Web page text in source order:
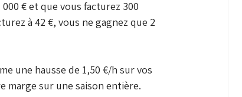
€ et que vous facturez 300
à 42 €, vous ne gagnez que 2
une hausse de 1,50 €/h sur vos
marge sur une saison entière.